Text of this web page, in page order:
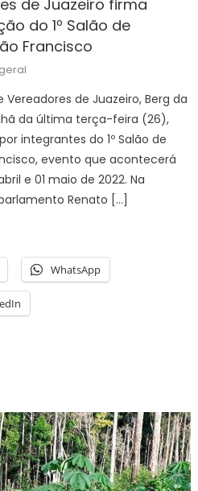
de Juazeiro firma
do 1º Salão de
Francisco
de Juazeiro, Berg da
da última terça-feira (26),
integrantes do 1º Salão de
evento que acontecerá
e 01 maio de 2022. Na
Renato […]
WhatsApp